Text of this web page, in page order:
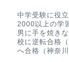
中学受験に役
2000以上の学
男に手を焼き
校に逆転合格
へ合格（神奈